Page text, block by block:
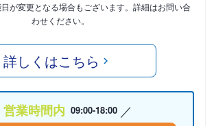
が変更となる場合もございます。詳細はお問い合
わせください。
詳しくはこちら
営業時間内 09:00-18:00